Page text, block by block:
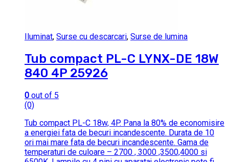
Iluminat, Surse cu descarcari, Surse de lumina
Tub compact PL-C LYNX-DE 18W
840 4P 25926
0 out of 5
(0)
Tub compact PL-C 18w, 4P. Pana la 80% de economisire
a energiei fata de becuri incandescente. Durata de 10
ori mai mare fata de becuri incandescente. Gama de
temperaturi de culoare – 2700 , 3000 ,3500,4000 si